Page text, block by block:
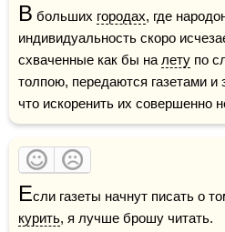
В больших городах, где
индивидуальность скоро
схваченные как бы на лету по
толпою, передаются газетами и
что искоренить их совершенно
Е
курить, я лучше брошу читать.